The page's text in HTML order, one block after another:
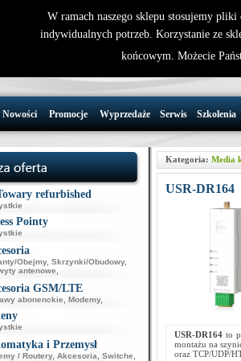
Nowości Promocje Wyprzedaże Serwis Szkolenia
refurbished
Pointy
Obejmy, Skrzynki/Obudowy,
antenowe
GSM/LTE
abonenckie Modemy,
i Przemysł
/ Routery, Akcesoria Switche
Kategoria: Media
USR-DR164
USR-DR164 to
montażu na
oraz TCP/UDP/
W ramach naszego sklepu stosujemy
indywidualnych potrzeb. Korzystanie ze
końcowym. Możecie